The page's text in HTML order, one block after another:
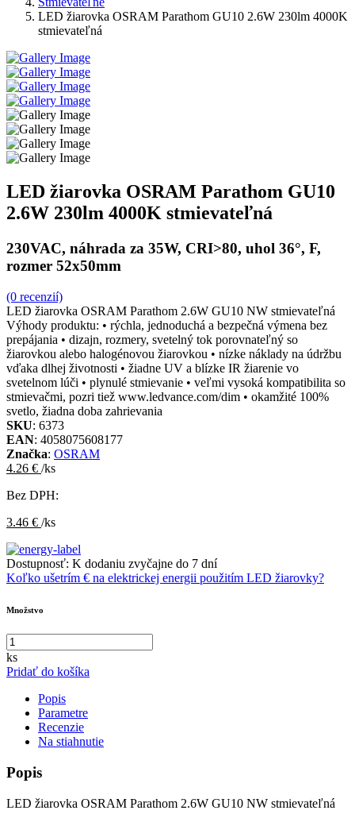
LED žiarovka OSRAM Parathom GU10 2.6W 230lm 4000K
stmievateľná
LED žiarovka OSRAM Parathom GU10
2.6W 230lm 4000K stmievateľná
230VAC, náhrada za 35W, CRI>80, uhol 36°, F,
rozmer 52x50mm
(0 recenzií)
LED žiarovka OSRAM Parathom 2.6W GU10 NW stmievateľná
Výhody produktu: • rýchla, jednoduchá a bezpečná výmena bez
prepájania • dizajn, rozmery, svetelný tok porovnateľný so
žiarovkou alebo halogénovou žiarovkou • nízke náklady na údržbu
vďaka dlhej životnosti • žiadne UV a blízke IR žiarenie vo
svetelnom lúči • plynulé stmievanie • veľmi vysoká kompatibilita so
stmievačmi, pozri tiež www.ledvance.com/dim • okamžité 100%
svetlo, žiadna doba zahrievania
SKU: 6373
EAN: 4058075608177
Značka: OSRAM
4.26 € /ks
Bez DPH:
3.46 € /ks
Dostupnosť: K dodaniu zvyčajne do 7 dní
Koľko ušetrím € na elektrickej energii použitím LED žiarovky?
Množstvo
ks
Pridať do košíka
Popis
Parametre
Recenzie
Na stiahnutie
Popis
LED žiarovka OSRAM Parathom 2.6W GU10 NW stmievateľná